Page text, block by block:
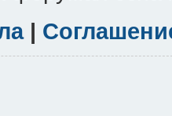
|